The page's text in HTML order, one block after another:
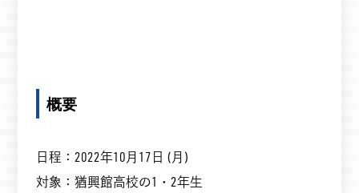
概要
日程：2022年10月17日 (月)
対象：猶興館高校の1・2年生